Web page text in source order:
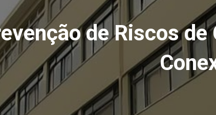
de Riscos